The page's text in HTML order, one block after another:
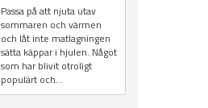
Passa på att njuta utav
sommaren och värmen
och låt inte matlagningen
sätta käppar i hjulen. Något
som har blivit otroligt
populärt och...